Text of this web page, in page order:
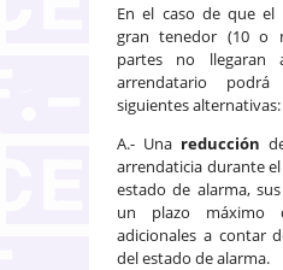
En el caso de que el
gran tenedor (10 o
partes no llegaran
arrendatario
siguientes alternativas:
A.- Una reducción
arrendaticia durante
estado de alarma,
un plazo máximo
adicionales a contar
del estado de alarma.